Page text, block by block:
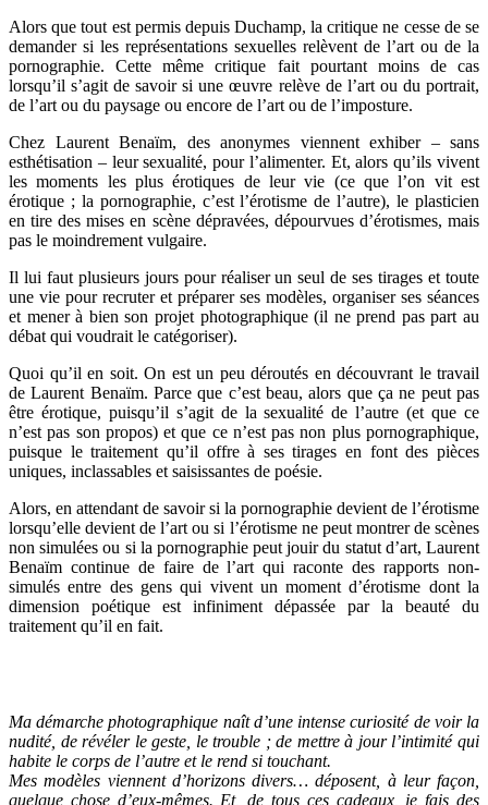
Alors que tout est permis depuis Duchamp, la critique ne cesse de se
demander si les représentations sexuelles relèvent de l’art ou de la
pornographie. Cette même critique fait pourtant moins de cas
lorsqu’il s’agit de savoir si une œuvre relève de l’art ou du portrait,
de l’art ou du paysage ou encore de l’art ou de l’imposture.
Chez Laurent Benaïm, des anonymes viennent exhiber – sans
esthétisation – leur sexualité, pour l’alimenter. Et, alors qu’ils vivent
les moments les plus érotiques de leur vie (ce que l’on vit est
érotique ; la pornographie, c’est l’érotisme de l’autre), le plasticien
en tire des mises en scène dépravées, dépourvues d’érotismes, mais
pas le moindrement vulgaire.
Il lui faut plusieurs jours pour réaliser un seul de ses tirages et toute
une vie pour recruter et préparer ses modèles, organiser ses séances
et mener à bien son projet photographique (il ne prend pas part au
débat qui voudrait le catégoriser).
Quoi qu’il en soit. On est un peu déroutés en découvrant le travail
de Laurent Benaïm. Parce que c’est beau, alors que ça ne peut pas
être érotique, puisqu’il s’agit de la sexualité de l’autre (et que ce
n’est pas son propos) et que ce n’est pas non plus pornographique,
puisque le traitement qu’il offre à ses tirages en font des pièces
uniques, inclassables et saisissantes de poésie.
Alors, en attendant de savoir si la pornographie devient de l’érotisme
lorsqu’elle devient de l’art ou si l’érotisme ne peut montrer de scènes
non simulées ou si la pornographie peut jouir du statut d’art, Laurent
Benaïm continue de faire de l’art qui raconte des rapports non-
simulés entre des gens qui vivent un moment d’érotisme dont la
dimension poétique est infiniment dépassée par la beauté du
traitement qu’il en fait.
Ma démarche photographique naît d’une intense curiosité de voir la
nudité, de révéler le geste, le trouble ; de mettre à jour l’intimité qui
habite le corps de l’autre et le rend si touchant.
Mes modèles viennent d’horizons divers… déposent, à leur façon,
quelque chose d’eux-mêmes. Et, de tous ces cadeaux, je fais des